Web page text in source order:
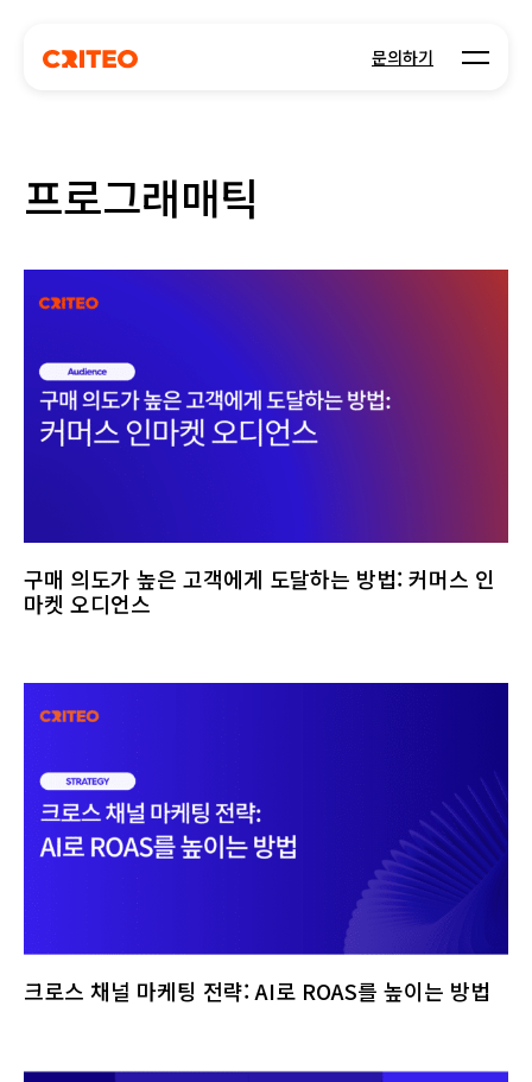
문의하기 Open
프로그래매틱
구매 의도가 높은 고객에게 도달하는 방법: 커머스 인
마켓 오디언스
크로스 채널 마케팅 전략: AI로 ROAS를 높이는 방법